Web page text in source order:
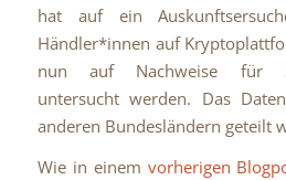
hat auf ein
Händler*innen auf
nun auf Nachweise für
untersucht werden. Das
anderen Bundesländern geteilt
Wie in einem vorherigen